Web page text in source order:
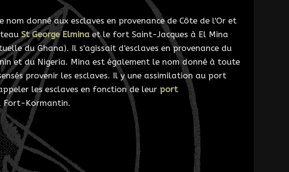
donné aux esclaves en provenance de Côte de l'Or et
St George Elmina et le fort Saint-Jacques à El Mina
du Ghana). Il s'agissait d'esclaves en provenance du
et du Nigeria. Mina est également le nom donné à toute
provenir les esclaves. Il y une assimilation au port
les esclaves en fonction de leur port
Fort-Kormantin.